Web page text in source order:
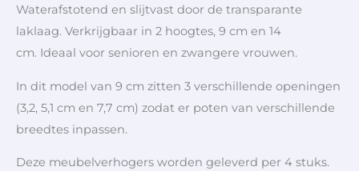
Waterafstotend en slijtvast door de transparante
laklaag. Verkrijgbaar in 2 hoogtes, 9 cm en 14
cm. Ideaal voor senioren en zwangere vrouwen.
In dit model van 9 cm zitten 3 verschillende openingen
(3,2, 5,1 cm en 7,7 cm) zodat er poten van verschillende
breedtes inpassen.
Deze meubelverhogers worden geleverd per 4 stuks.